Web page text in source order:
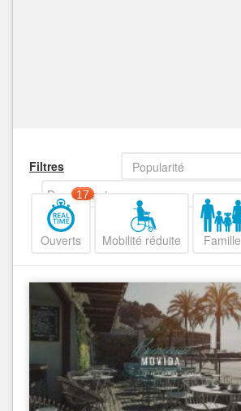
Filtres
Popularité
Decroissant
Ouverts
17
Mobilité réduite Famille